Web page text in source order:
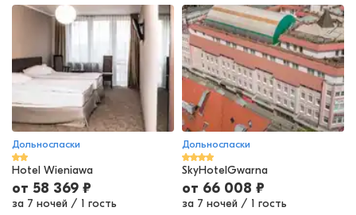
Дольносласки
Hotel Wieniawa
от 58 369 ₽
за 7 ночей / 1 гость
Дольносласки
SkyHotelGwarna
от 66 008 ₽
за 7 ночей / 1 гость